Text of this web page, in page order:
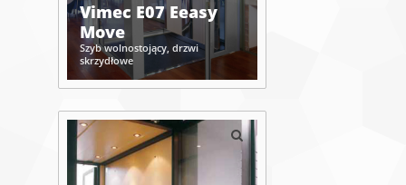
Vimec E07 Eeasy
Move
Szyb wolnostojący, drzwi
skrzydłowe